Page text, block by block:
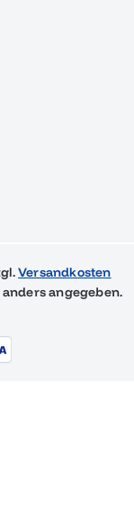
Versandkosten
angegeben.